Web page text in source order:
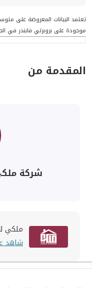
تعتمد البيانات المعروضة على
موجودة على بروبرتي فايندر في
المقدمة من
شركة
ملكي
شاهد